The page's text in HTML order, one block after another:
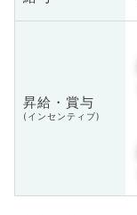
昇給・賞与
(インセンティブ)